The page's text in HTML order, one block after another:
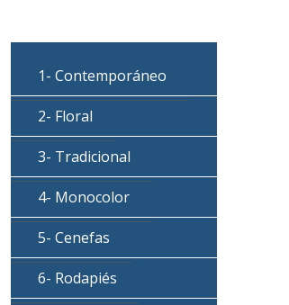
1- Contemporáneo
2- Floral
3- Tradicional
4- Monocolor
5- Cenefas
6- Rodapiés